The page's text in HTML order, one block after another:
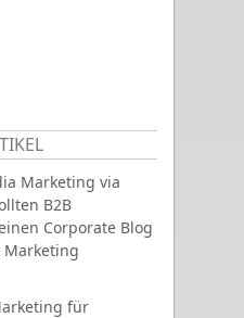
Marketing via
B2B
Corporate Blog
für